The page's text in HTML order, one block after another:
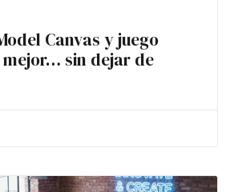
Canvas y juego
sin dejar de